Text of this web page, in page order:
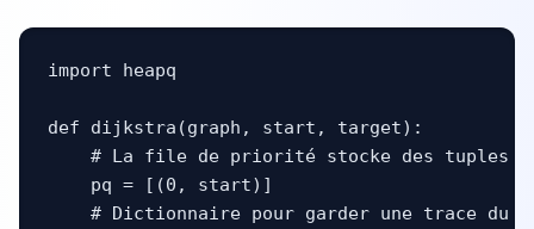
import heapq
def dijkstra(graph, start, target):
# La file de priorité stocke des tuples
    pq = [(0, start)]
# Dictionnaire pour garder une trace du